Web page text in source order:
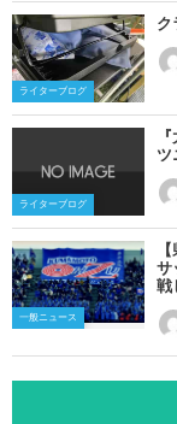
ライターブログ
ク
ライターブログ
ツ
一般ニュース
サ
戦